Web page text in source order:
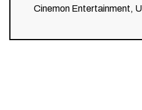
Cinemon Entertainment,